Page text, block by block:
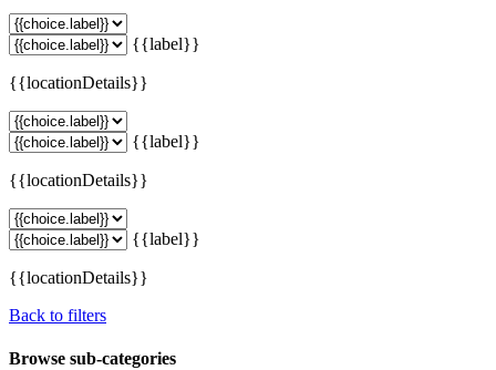
{{label}}
{{locationDetails}}
{{label}}
{{locationDetails}}
{{label}}
{{locationDetails}}
Back to filters
Browse sub-categories